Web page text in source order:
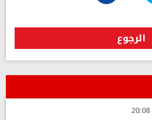
الرجوع